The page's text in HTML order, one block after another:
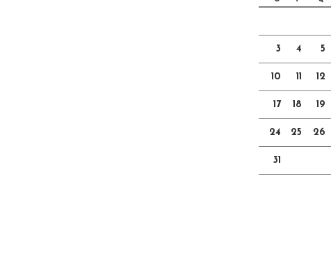
3 4 5
10 11 12
17 18 19
24 25 26
31